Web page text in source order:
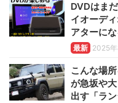
DVDはま
イオーデ
アターに
最新 2025
こんな場
が急坂や
出す「ラ